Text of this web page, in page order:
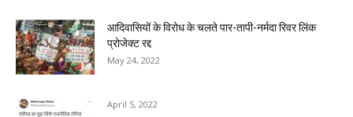
आदिवासियों के विरोध के चलते पार-तापी-नर्मदा रिवर लिंक
प्रोजेक्ट रद्द
May 24, 2022
April 5, 2022